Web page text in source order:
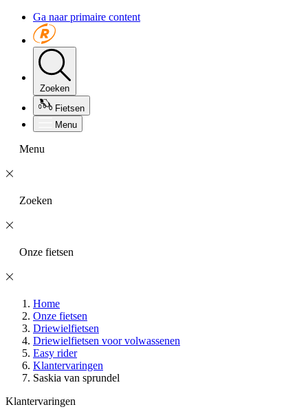
Ga naar primaire content
Zoeken
Fietsen
Menu
Menu
Zoeken
Onze fietsen
Home
Onze fietsen
Driewielfietsen
Driewielfietsen voor volwassenen
Easy rider
Klantervaringen
Saskia van sprundel
Klantervaringen